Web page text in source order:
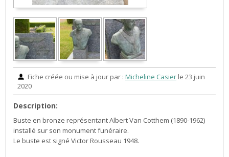
Fiche créée ou mise à jour par : Micheline Casier le 23 juin
2020
Description:
Buste en bronze représentant Albert Van Cotthem (1890-1962)
installé sur son monument funéraire.
Le buste est signé Victor Rousseau 1948.